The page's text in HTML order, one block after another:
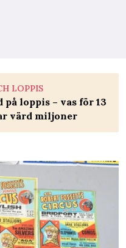
LOPPIS
på loppis – vas för 13
värd miljoner